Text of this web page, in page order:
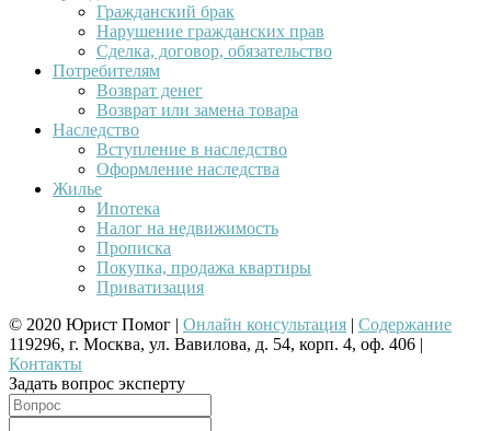
Гражданский брак
Нарушение гражданских прав
Сделка, договор, обязательство
Потребителям
Возврат денег
Возврат или замена товара
Наследство
Вступление в наследство
Оформление наследства
Жилье
Ипотека
Налог на недвижимость
Прописка
Покупка, продажа квартиры
Приватизация
© 2020 Юрист Помог | Онлайн консультация | Содержание
119296, г. Москва, ул. Вавилова, д. 54, корп. 4, оф. 406 |
Контакты
Задать вопрос эксперту